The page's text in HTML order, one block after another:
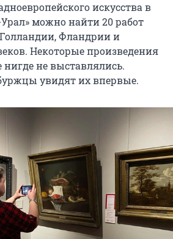
искусства в
можно найти 20 работ
Фландрии и
Некоторые произведения
не выставлялись.
увидят их впервые.